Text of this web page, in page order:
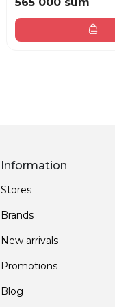
Information
Stores
Brands
New arrivals
Promotions
Blog